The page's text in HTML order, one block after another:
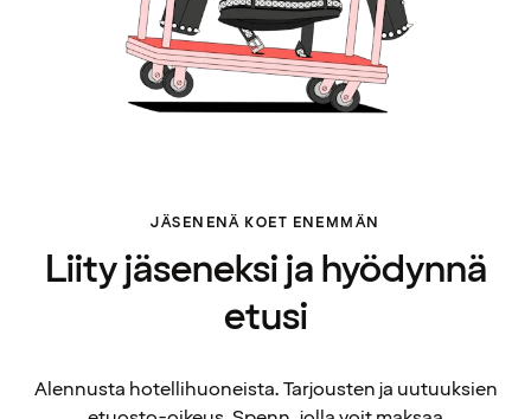
JÄSENENÄ KOET ENEMMÄN
Liity jäseneksi ja hyödynnä
etusi
Alennusta hotellihuoneista. Tarjousten ja uutuuksien